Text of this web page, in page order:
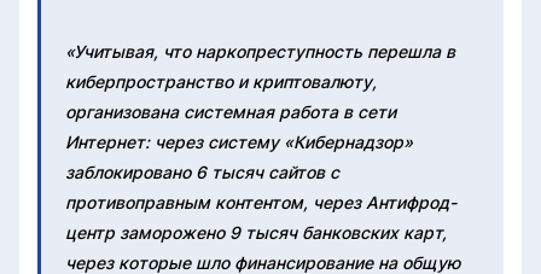
«Учитывая, что наркопреступность перешла в
киберпространство и криптовалюту,
организована системная работа в сети
Интернет: через систему «Кибернадзор»
заблокировано 6 тысяч сайтов с
противоправным контентом, через Антифрод-
центр заморожено 9 тысяч банковских карт,
через которые шло финансирование на общую